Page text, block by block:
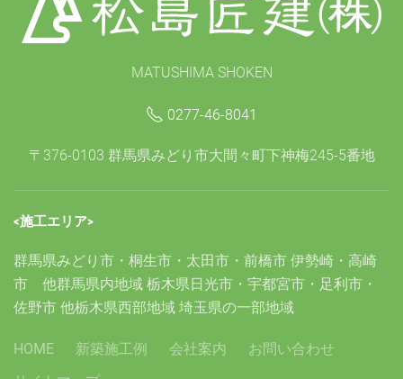
MATUSHIMA SHOKEN
0277-46-8041
〒376-0103 群馬県みどり市大間々町下神梅245-5番地
<施工エリア>
群馬県みどり市・桐生市・太田市・前橋市 伊勢崎・高崎
市 他群馬県内地域 栃木県日光市・宇都宮市・足利市・
佐野市 他栃木県西部地域 埼玉県の一部地域
HOME 新築施工例 会社案内
お問い合わせ